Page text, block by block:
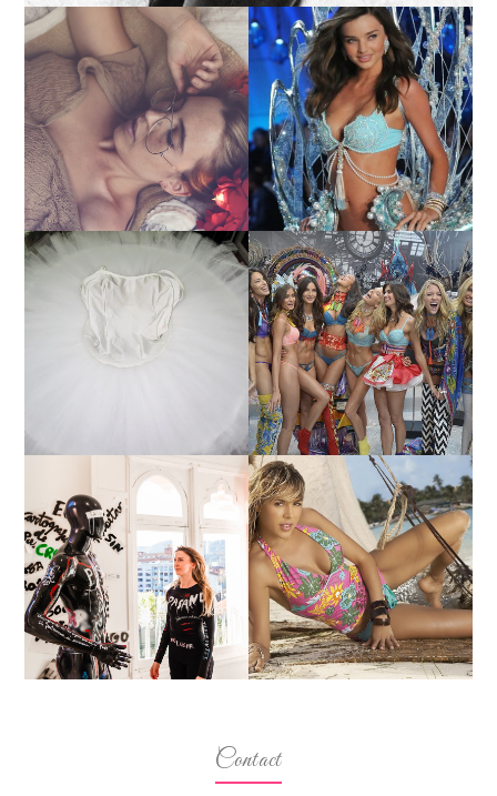
LA BAILARINA BLANCA
DE LA CRUZ O COMO
REINVENTARSE ANTE
LA ADVERSIDAD.
LA ALTURA DE LAS
MODELOS MAS ALTAS
TUTORIAL PARA HACER
UN TUTÚ DE BALLET DE
PLATO CON ARO.
¿QUIERES SABER LA
EDAD Y ALTURA DE LAS
MODELOS VICTORIA'S
SECRET 2017?
MARGA GONZÁLEZ Y
ELIA FERNÁNDEZ
DIALOGAN EN ESPACIO
DEL ANONIMATO, LA
CASA ROSA DE OVIEDO
LA ALTURA DE LAS
MODELOS MAS
BAJITAS
Contact